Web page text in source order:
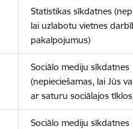
Statistikas sīkdatnes
lai uzlabotu vietnes
pakalpojumus)
Sociālo mediju sīkdatnes
(nepieciešamas, lai Jūs
ar saturu sociālajos
Sociālo mediju sīkdatnes